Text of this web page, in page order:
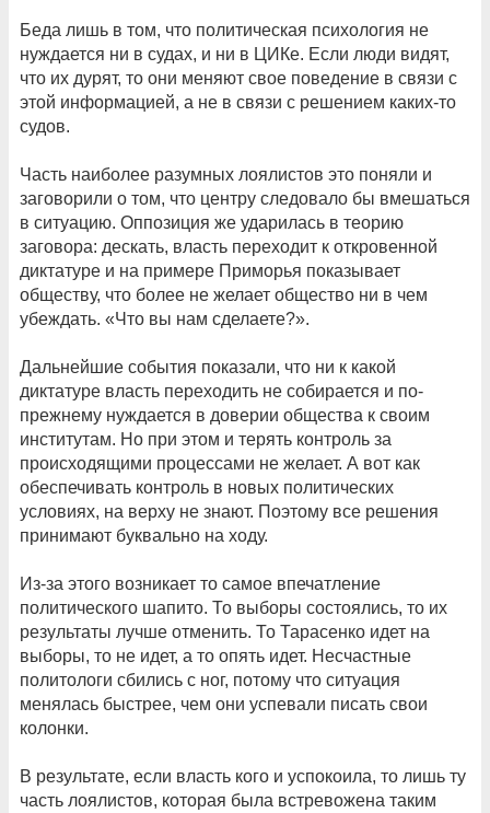
Беда лишь в том, что политическая психология не
нуждается ни в судах, и ни в ЦИКе. Если люди видят,
что их дурят, то они меняют свое поведение в связи с
этой информацией, а не в связи с решением каких-то
судов.
Часть наиболее разумных лоялистов это поняли и
заговорили о том, что центру следовало бы вмешаться
в ситуацию. Оппозиция же ударилась в теорию
заговора: дескать, власть переходит к откровенной
диктатуре и на примере Приморья показывает
обществу, что более не желает общество ни в чем
убеждать. «Что вы нам сделаете?».
Дальнейшие события показали, что ни к какой
диктатуре власть переходить не собирается и по-
прежнему нуждается в доверии общества к своим
институтам. Но при этом и терять контроль за
происходящими процессами не желает. А вот как
обеспечивать контроль в новых политических
условиях, на верху не знают. Поэтому все решения
принимают буквально на ходу.
Из-за этого возникает то самое впечатление
политического шапито. То выборы состоялись, то их
результаты лучше отменить. То Тарасенко идет на
выборы, то не идет, а то опять идет. Несчастные
политологи сбились с ног, потому что ситуация
менялась быстрее, чем они успевали писать свои
колонки.
В результате, если власть кого и успокоила, то лишь ту
часть лоялистов, которая была встревожена таким